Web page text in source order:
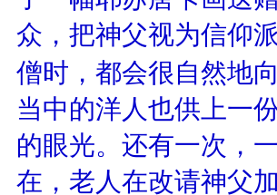
众，把神父视为信仰
僧时，都会很自然地
当中的洋人也供上一
的眼光。还有一次，
在，老人在改请神父